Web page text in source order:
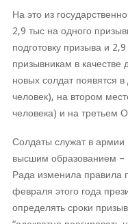
На это из
2,9 тыс на одного
подготовку призыва и
призывникам в
новых солдат появятся
человек), на втором
человека) и на третьем
Солдаты служат в
высшим образованием –
Рада изменила правила
февраля этого года
определять сроки